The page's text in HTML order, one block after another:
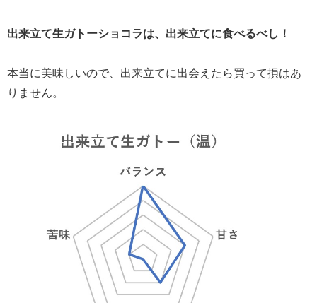
出来立て生ガトーショコラは、出来立てに食べるべし！
本当に美味しいので、出来立てに出会えたら買って損はあ
りません。